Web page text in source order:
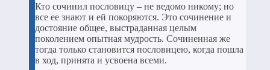
Кто сочинил пословицу – не ведомо никому; но
все ее знают и ей покоряются. Это сочинение и
достояние общее, выстраданная целым
поколением опытная мудрость. Сочиненная же
тогда только становится пословицею, когда пошла
в ход, принята и усвоена всеми.